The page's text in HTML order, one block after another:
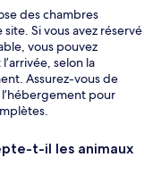
des chambres
Si vous avez réservé
vous pouvez
selon la
Assurez-vous de
pour
t-il les animaux